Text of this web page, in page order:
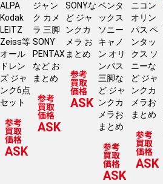
ALPA
Kodak
LEITZ
Zeiss等
オール
ドレン
ズ ジャ
ンク6点
セット
参考
買取
価格
ASK
ジャン
ク カメ
ラ 三脚
SONY
PENTAX
など お
まとめ
参考
買取
価格
ASK
SONYな
ど ジャ
ンクカ
メラ お
まとめ
参考
買取
価格
ASK
ペンタ
ックス
ソニー
キャノ
ン オリ
ンパス
三脚な
ど ジャ
ンクカ
メラお
まとめ
参考
買取
価格
ASK
ニコン
オリン
パス ペ
ンタッ
クス ソ
ニーな
ど ジャ
ンクカ
メラお
まとめ
参考
買取
価格
ASK